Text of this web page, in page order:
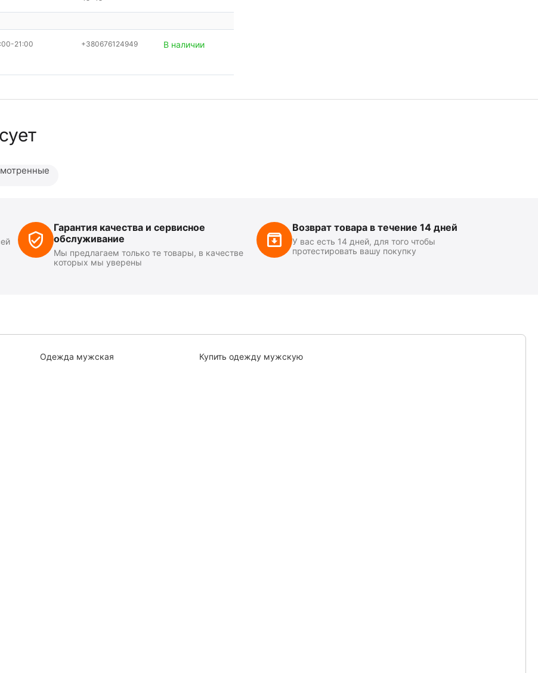
21:00 +380676124949 В наличии
Гарантия качества и сервисное
обслуживание
Мы предлагаем только те товары, в качестве
которых мы уверены
Возврат товара в течение 14 дней
У вас есть 14 дней, для того чтобы
протестировать вашу покупку
Одежда мужская Купить одежду мужскую